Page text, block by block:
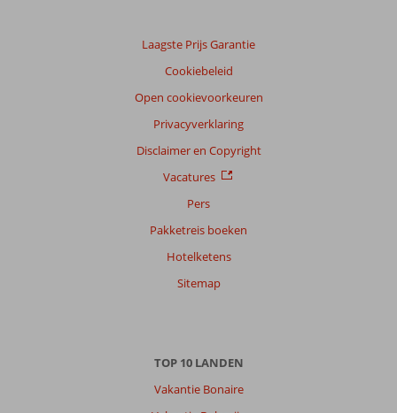
Laagste Prijs Garantie
Cookiebeleid
Open cookievoorkeuren
Privacyverklaring
Disclaimer en Copyright
Vacatures
Pers
Pakketreis boeken
Hotelketens
Sitemap
TOP 10 LANDEN
Vakantie Bonaire